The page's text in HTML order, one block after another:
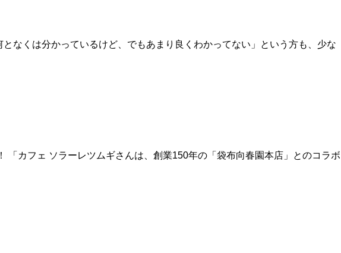
なくは分かっているけど、でもあまり良くわかってない」という方も、少な
「カフェ ソラーレツムギさんは、創業150年の「袋布向春園本店」とのコラボ